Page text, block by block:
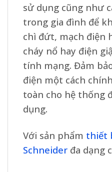
sử dụng cũng như
trong gia đình để
chì đứt, mạch điện
cháy nổ hay điện
tính mạng. Đảm
điện một cách
toàn cho hệ thống
dụng.
Với sản phẩm thiết
Schneider đa dạng